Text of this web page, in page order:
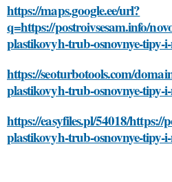
https://maps.google.ee/url?
q=https://postroivsesam.info/
plastikovyh-trub-osnovnye-tipy-
https://seoturbotools.com/
plastikovyh-trub-osnovnye-tipy-
https://easyfiles.pl/54018/https://
plastikovyh-trub-osnovnye-tipy-